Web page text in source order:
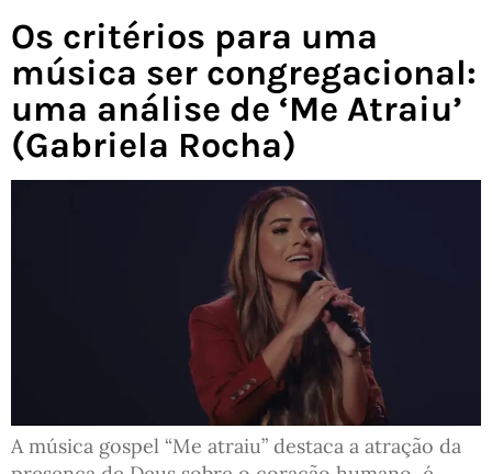
Os critérios para uma
música ser congregacional:
uma análise de ‘Me Atraiu’
(Gabriela Rocha)
A música gospel “Me atraiu” destaca a atração da